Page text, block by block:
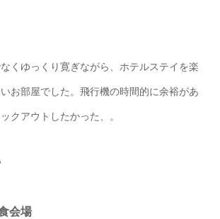
くゆっくり寛ぎながら、ホテルステイを楽
お部屋でした。飛行機の時間的に余裕があ
クアウトしたかった、。
会場